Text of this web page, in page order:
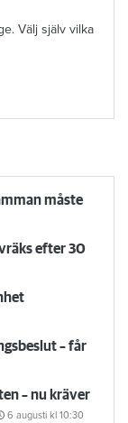
Välj själv vilka
måste
efter 30
– får
– nu kräver
6 augusti kl 10:30